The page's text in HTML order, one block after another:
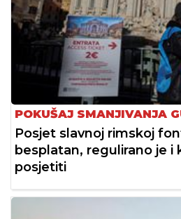
POKUŠAJ SMANJIVANJA
Posjet slavnoj rimskoj
besplatan, regulirano je i
posjetiti